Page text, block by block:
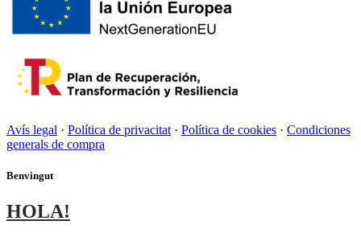
Avís legal · Política de privacitat · Política de cookies · Condiciones
generals de compra
Benvingut
HOLA!